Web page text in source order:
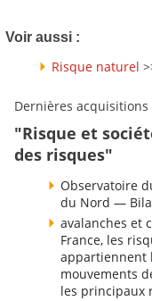
Voir aussi :
Risque naturel
Dernières
"Risque et
des risques"
Observatoire
du Nord —
avalanches et
France, les
appartiennent
mouvements
les principaux